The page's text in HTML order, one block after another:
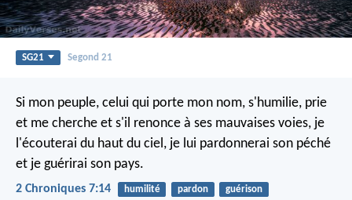
SG21 Segond 21
Si mon peuple, celui qui porte mon nom, s'humilie, prie
et me cherche et s'il renonce à ses mauvaises voies, je
l'écouterai du haut du ciel, je lui pardonnerai son péché
et je guérirai son pays.
2 Chroniques 7:14 humilité pardon guérison